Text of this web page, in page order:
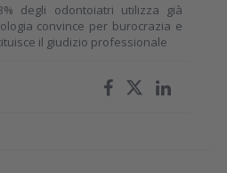
degli odontoiatri utilizza già
convince per burocrazia e
il giudizio professionale